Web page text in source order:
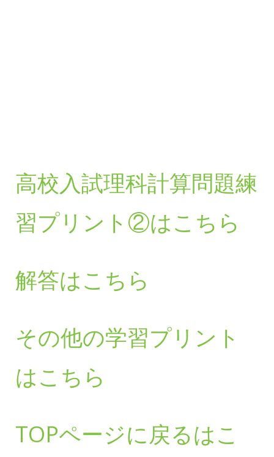
高校入試理科計算問題練
習プリント②はこちら
解答はこちら
その他の学習プリント
はこちら
TOPページに戻るはこ